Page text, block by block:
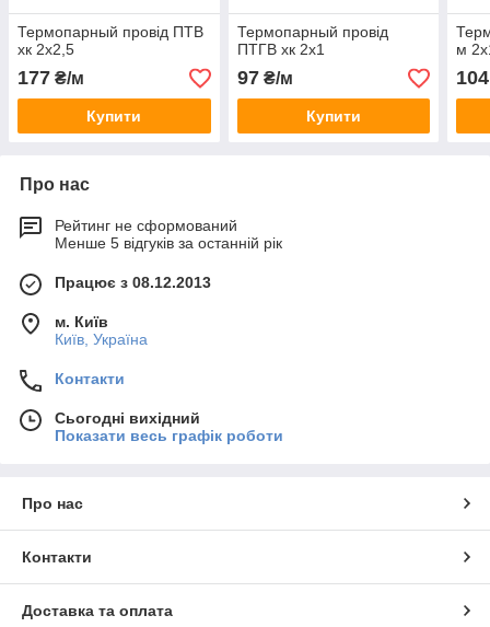
Термопарный провід ПТВ
хк 2х2,5
177 ₴/м
Купити
Термопарный провід
ПТГВ хк 2х1
97₴/м
Купити
м
104
Про нас
Рейтинг не сформований
Менше 5 відгуків за останній рік
Працює з 08.12.2013
м. Київ
Київ, Україна
Контакти
Сьогодні вихідний
Показати весь графік роботи
Про нас
Контакти
Доставка та оплата